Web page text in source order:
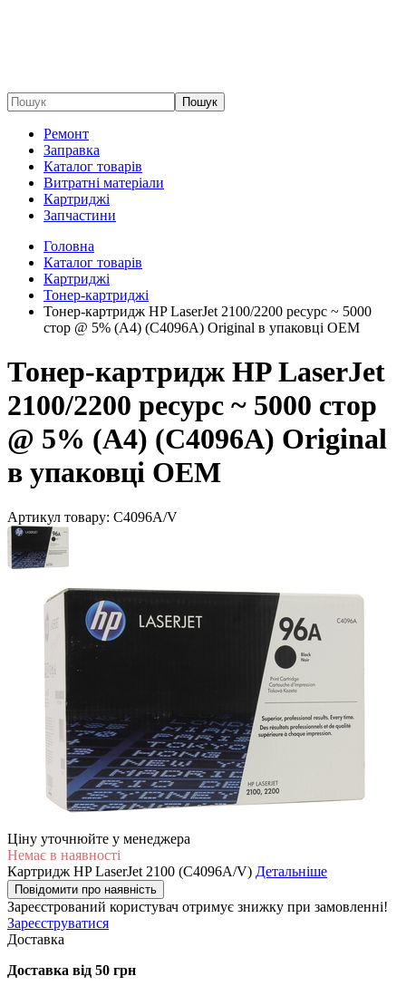
Пошук
Ремонт
Заправка
Каталог товарів
Витратні матеріали
Картриджі
Запчастини
Головна
Каталог товарів
Картриджі
Тонер-картриджі
Тонер-картридж HP LaserJet 2100/2200 ресурс ~ 5000
стор @ 5% (A4) (C4096A) Original в упаковці ОЕМ
Тонер-картридж HP LaserJet
2100/2200 ресурс ~ 5000 стор
@ 5% (A4) (C4096A) Original
в упаковці ОЕМ
Артикул товару: C4096A/V
Ціну уточнюйте у менеджера
Немає в наявності
Картридж HP LaserJet 2100 (C4096A/V) Детальніше
Повідомити про наявність
Зареєстрований користувач отримує знижку при замовленні!
Зареєструватися
Доставка
Доставка від 50 грн